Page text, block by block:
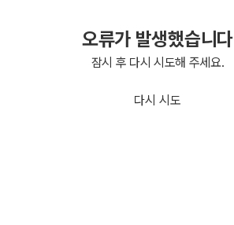
오류가 발생했습니다
잠시 후 다시 시도해 주세요.
다시 시도